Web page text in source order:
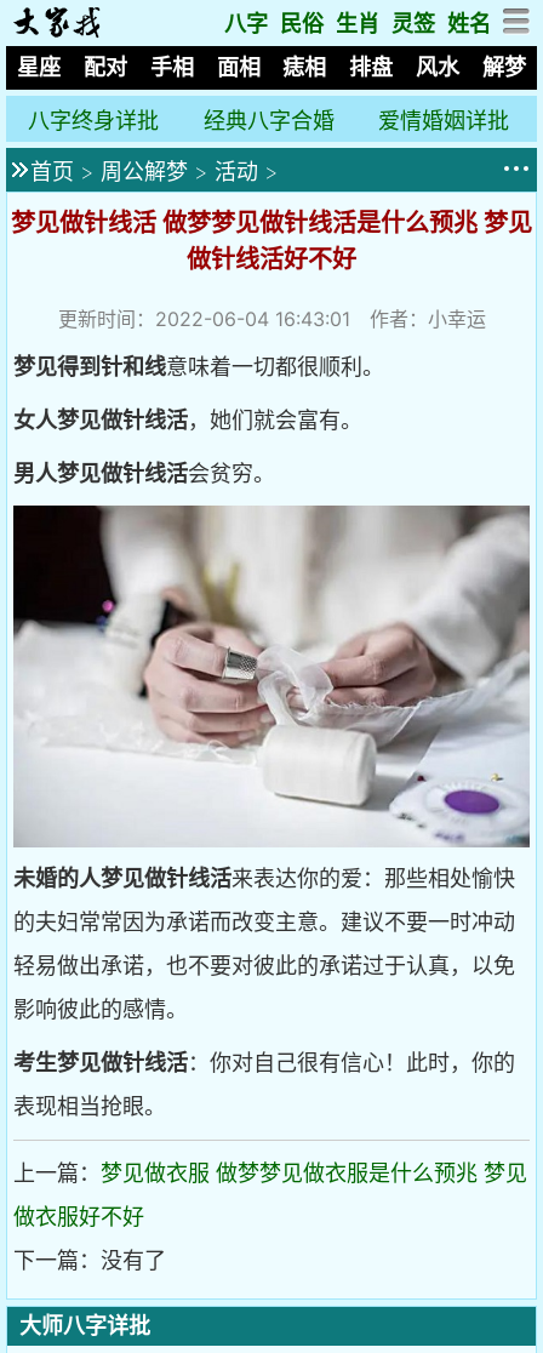
八字 民俗 生肖 灵签 姓名
星座
配对 手相 面相 痣相 排盘 风水 解梦
八字终身详批 经典八字合婚
爱情婚姻详批
首页 > 周公解梦 > 活动 >
梦见做针线活 做梦梦见做针线活是什么预兆 梦见
做针线活好不好
更新时间：2022-06-04 16:43:01 作者：小幸运
梦见得到针和线意味着一切都很顺利。
女人梦见做针线活，她们就会富有。
男人梦见做针线活会贫穷。
未婚的人梦见做针线活来表达你的爱：那些相处愉快
的夫妇常常因为承诺而改变主意。建议不要一时冲动
轻易做出承诺，也不要对彼此的承诺过于认真，以免
影响彼此的感情。
考生梦见做针线活：你对自己很有信心！此时，你的
表现相当抢眼。
上一篇： 梦见做衣服 做梦梦见做衣服是什么预兆 梦见
做衣服好不好
下一篇：没有了
大师八字详批